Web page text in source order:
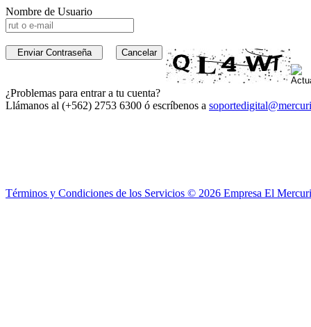
Nombre de Usuario
¿Problemas para entrar a tu cuenta?
Llámanos al (+562) 2753 6300 ó escríbenos a
Términos y Condiciones de los Servicios © 2026 Empresa El